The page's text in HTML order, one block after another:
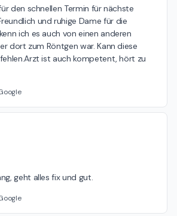
den schnellen Termin für nächste
und ruhige Dame für die
ich es auch von einen anderen
dort zum Röntgen war. Kann diese
ist auch kompetent, hört zu
geht alles fix und gut.